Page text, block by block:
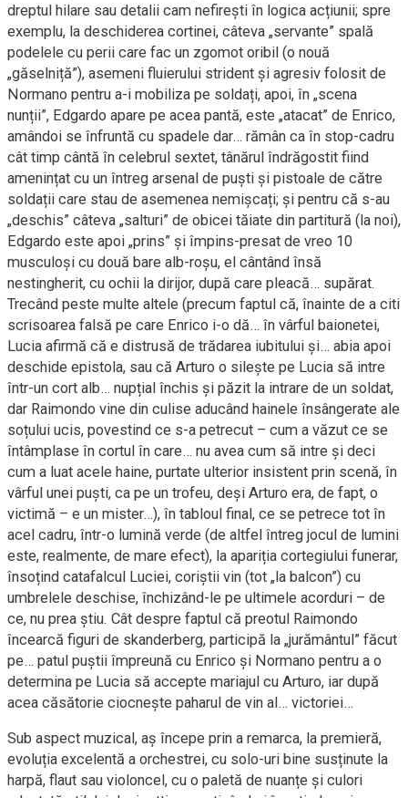
dreptul hilare sau detalii cam nefirești în logica acțiunii; spre
exemplu, la deschiderea cortinei, câteva „servante” spală
podelele cu perii care fac un zgomot oribil (o nouă
„găselniță”), asemeni fluierului strident și agresiv folosit de
Normano pentru a-i mobiliza pe soldați, apoi, în „scena
nunții”, Edgardo apare pe acea pantă, este „atacat” de Enrico,
amândoi se înfruntă cu spadele dar… rămân ca în stop-cadru
cât timp cântă în celebrul sextet, tânărul îndrăgostit fiind
amenințat cu un întreg arsenal de puști și pistoale de către
soldații care stau de asemenea nemișcați; și pentru că s-au
„deschis” câteva „salturi” de obicei tăiate din partitură (la noi),
Edgardo este apoi „prins” și împins-presat de vreo 10
musculoși cu două bare alb-roșu, el cântând însă
nestingherit, cu ochii la dirijor, după care pleacă… supărat.
Trecând peste multe altele (precum faptul că, înainte de a citi
scrisoarea falsă pe care Enrico i-o dă… în vârful baionetei,
Lucia afirmă că e distrusă de trădarea iubitului și… abia apoi
deschide epistola, sau că Arturo o silește pe Lucia să intre
într-un cort alb… nupțial închis și păzit la intrare de un soldat,
dar Raimondo vine din culise aducând hainele însângerate ale
soțului ucis, povestind ce s-a petrecut – cum a văzut ce se
întâmplase în cortul în care… nu avea cum să intre și deci
cum a luat acele haine, purtate ulterior insistent prin scenă, în
vârful unei puști, ca pe un trofeu, deși Arturo era, de fapt, o
victimă – e un mister…), în tabloul final, ce se petrece tot în
acel cadru, într-o lumină verde (de altfel întreg jocul de lumini
este, realmente, de mare efect), la apariția cortegiului funerar,
însoțind catafalcul Luciei, coriștii vin (tot „la balcon”) cu
umbrelele deschise, închizând-le pe ultimele acorduri – de
ce, nu prea știu. Cât despre faptul că preotul Raimondo
încearcă figuri de skanderberg, participă la „jurământul” făcut
pe… patul puștii împreună cu Enrico și Normano pentru a o
determina pe Lucia să accepte mariajul cu Arturo, iar după
acea căsătorie ciocnește paharul de vin al… victoriei…
Sub aspect muzical, aș începe prin a remarca, la premieră,
evoluția excelentă a orchestrei, cu solo-uri bine susținute la
harpă, flaut sau violoncel, cu o paletă de nuanțe și culori